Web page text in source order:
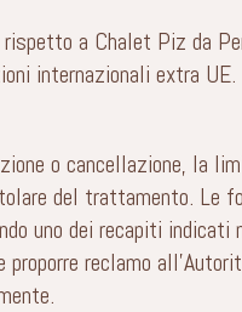
a Chalet Piz da
internazionali extra UE.
o cancellazione, la
del trattamento. Le
uno dei recapiti indicati
reclamo